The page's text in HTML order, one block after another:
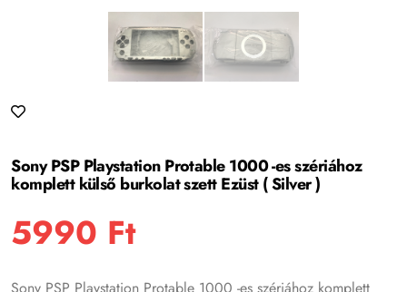
Sony PSP Playstation Protable 1000 -es szériához
komplett külső burkolat szett Ezüst ( Silver )
5990 Ft